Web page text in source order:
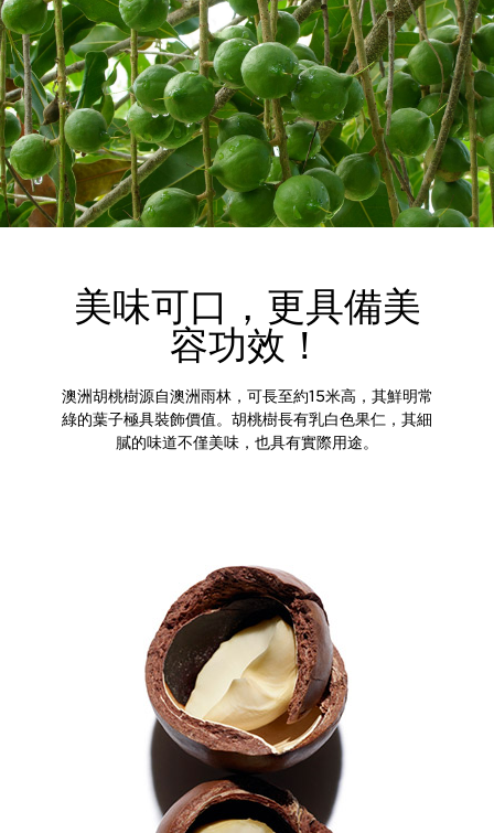
美味可口，更具備美
容功效！
澳洲胡桃樹源自澳洲雨林，可長至約15米高，其鮮明常
綠的葉子極具裝飾價值。胡桃樹長有乳白色果仁，其細
膩的味道不僅美味，也具有實際用途。